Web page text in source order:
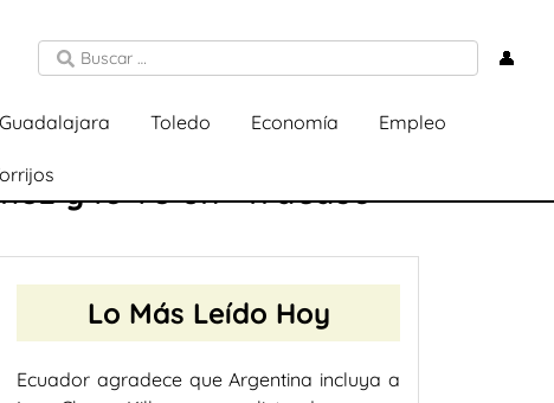
👤
Guadalajara Toledo Economía Empleo
y lo ve un «fracaso»
Lo Más Leído Hoy
Ecuador agradece que Argentina incluya a